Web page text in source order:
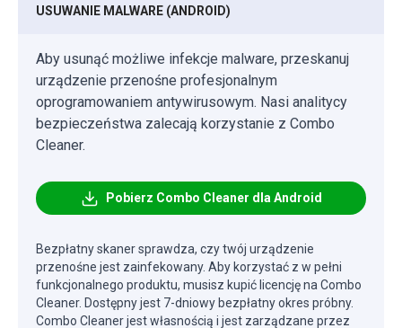
USUWANIE MALWARE (ANDROID)
Aby usunąć możliwe infekcje malware, przeskanuj
urządzenie przenośne profesjonalnym
oprogramowaniem antywirusowym. Nasi analitycy
bezpieczeństwa zalecają korzystanie z Combo
Cleaner.
Pobierz Combo Cleaner dla Android
Bezpłatny skaner sprawdza, czy twój urządzenie
przenośne jest zainfekowany. Aby korzystać z w pełni
funkcjonalnego produktu, musisz kupić licencję na Combo
Cleaner. Dostępny jest 7-dniowy bezpłatny okres próbny.
Combo Cleaner jest własnością i jest zarządzane przez